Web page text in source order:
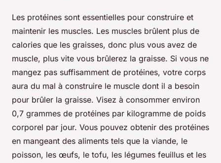
Les protéines sont essentielles pour construire et
maintenir les muscles. Les muscles brûlent plus de
calories que les graisses, donc plus vous avez de
muscle, plus vite vous brûlerez la graisse. Si vous ne
mangez pas suffisamment de protéines, votre corps
aura du mal à construire le muscle dont il a besoin
pour brûler la graisse. Visez à consommer environ
0,7 grammes de protéines par kilogramme de poids
corporel par jour. Vous pouvez obtenir des protéines
en mangeant des aliments tels que la viande, le
poisson, les œufs, le tofu, les légumes feuillus et les